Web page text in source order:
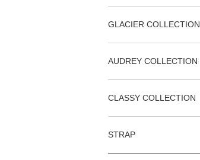
GLACIER COLLECTION
AUDREY COLLECTION
CLASSY COLLECTION
STRAP